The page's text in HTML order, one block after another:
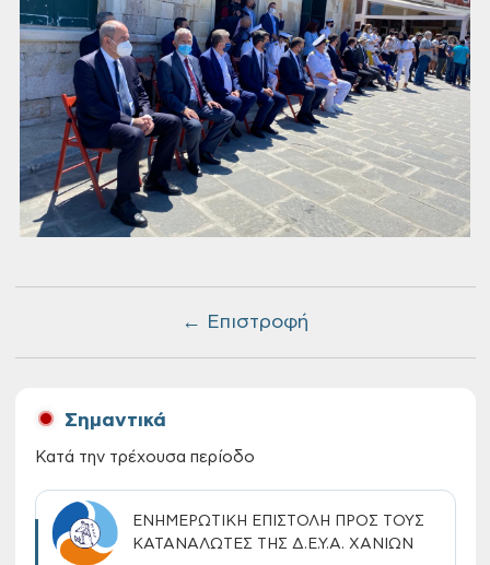
← Επιστροφή
Σημαντικά
Κατά την τρέχουσα περίοδο
ΕΝΗΜΕΡΩΤΙΚΗ ΕΠΙΣΤΟΛΗ ΠΡΟΣ ΤΟΥΣ
ΚΑΤΑΝΑΛΩΤΕΣ ΤΗΣ Δ.Ε.Υ.Α. ΧΑΝΙΩΝ